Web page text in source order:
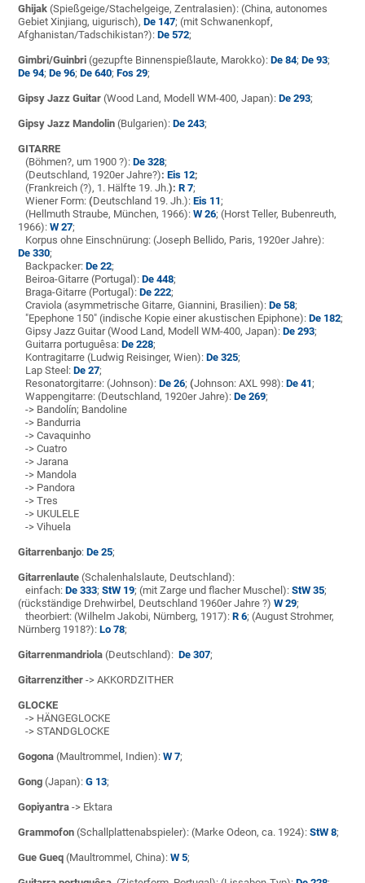
Ghijak (Spießgeige/Stachelgeige, Zentralasien): (China,autonomes
Gebiet Xinjiang,uigurisch),De 147; (mit Schwanenkopf,
Afghanistan/Tadschikistan?):De 572;
Gimbri/Guinbri (gezupfte Binnenspießlaute, Marokko):De 84;De 93;
De 94;De 96;De 640;Fos 29;
Gipsy Jazz Guitar (Wood Land, Modell WM-400, Japan):De 293;
Gipsy Jazz Mandolin (Bulgarien):De 243;
GITARRE
(Böhmen?, um 1900 ?):De 328;
(Deutschland, 1920er Jahre?):Eis 12;
(Frankreich (?), 1. Hälfte 19. Jh.): R 7;
Wiener Form:(Deutschland 19. Jh.):Eis 11;
(Hellmuth Straube, München, 1966):W 26; (Horst Teller, Bubenreuth,
1966):W 27;
Korpus ohne Einschnürung: (Joseph Bellido, Paris, 1920er Jahre):
De 330;
Backpacker:De 22;
Beiroa-Gitarre (Portugal):De 448;
Braga-Gitarre (Portugal):De 222;
Craviola (asymmetrische Gitarre, Giannini, Brasilien):De 58;
"Epephone 150" (indische Kopie einer akustischen Epiphone):De 182;
Gipsy Jazz Guitar (Wood Land, Modell WM-400, Japan):De 293;
Guitarra portuguêsa: De 228;
Kontragitarre (Ludwig Reisinger, Wien):De 325;
Lap Steel:De 27;
Resonatorgitarre: (Johnson):De 26;(Johnson: AXL 998):De 41;
Wappengitarre: (Deutschland, 1920er Jahre):De 269;
-> Bandolín; Bandoline
-> Bandurria
-> Cavaquinho
-> Cuatro
-> Jarana
-> Mandola
-> Pandora
-> Tres
-> UKULELE
-> Vihuela
Gitarrenbanjo:De 25;
Gitarrenlaute (Schalenhalslaute, Deutschland):
einfach:De 333;StW 19; (mit Zarge und flacher Muschel):StW 35;
(rückständige Drehwirbel, Deutschland 1960er Jahre ?)W 29;
theorbiert: (Wilhelm Jakobi, Nürnberg, 1917):R 6; (August Strohmer,
Nürnberg 1918?):Lo 78;
Gitarrenmandriola (Deutschland):De 307;
Gitarrenzither -> AKKORDZITHER
GLOCKE
-> HÄNGEGLOCKE
-> STANDGLOCKE
Gogona (Maultrommel, Indien):W 7;
Gong (Japan):G 13;
Gopiyantra -> Ektara
Grammofon (Schallplattenabspieler): (Marke Odeon, ca. 1924):StW 8;
Gue Gueq (Maultrommel, China):W 5;